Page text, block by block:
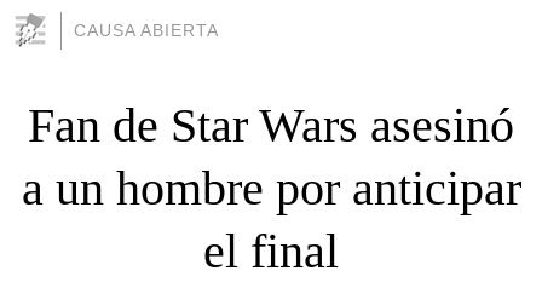
CAUSA ABIERTA
Fan de Star Wars asesinó
a un hombre por anticipar
el final